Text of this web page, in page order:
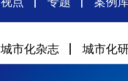
城市化杂志 城市化